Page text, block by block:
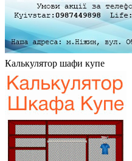
Калькулятор шафи купе